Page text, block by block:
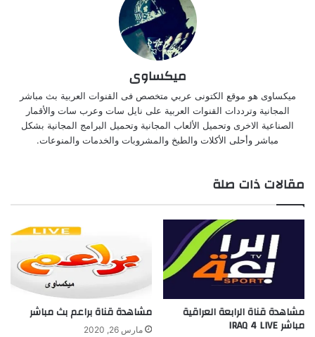
ميكساوى
ميكساوى هو موقع الكتونى عربي متخصص فى القنوات العربية بث مباشر
المجانية وترددات القنوات العربية على نايل سات وعرب سات والأقمار
الصناعية الاخرى وتحميل الألعاب المجانية وتحميل البرامج المجانية بشكل
مباشر وأحلى الأكلات والطبخ والمشروبات والخدمات والمنوعات.
مقالات ذات صلة
مشاهدة قناة الرابعة العراقية
مباشر IRAQ 4 LIVE
مشاهدة قناة براعم بث مباشر
مارس 26, 2020